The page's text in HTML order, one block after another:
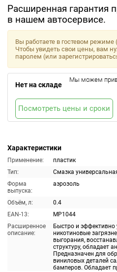
Расширенная гарантия
в нашем автосервисе.
Характеристики
Применение:
пластик
Тип:
Смазка
Форма
выпуска:
аэрозоль
Объём, л:
0.4
EAN-13:
MP1044
Расширенное
описание:
Быстро и эффективно
никотиновые
выгорания,
структуру, обладает
Предназначен для
виниловых деталей
бамперов. Обладает
Вы работаете в гостевом
Чтобы увидеть свои цены, вам
паролем (или
Нет на складе
Мы можем
Посмотреть цены и сроки